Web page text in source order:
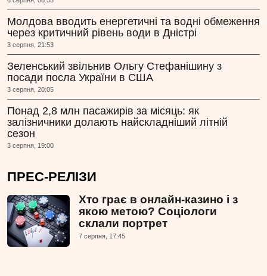
Молдова вводить енергетичні та водні обмеження
через критичний рівень води в Дністрі
3 серпня, 21:53
Зеленський звільнив Ольгу Стефанішину з
посади посла України в США
3 серпня, 20:05
Понад 2,8 млн пасажирів за місяць: як
залізничники долають найскладніший літній
сезон
3 серпня, 19:00
ПРЕС-РЕЛІЗИ
Хто грає в онлайн-казино і з
якою метою? Соціологи
склали портрет
7 серпня, 17:45